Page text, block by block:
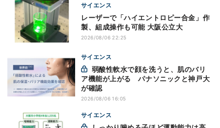
サイエンス
レーザーで「ハイエントロピー合金」作
製、組成操作も可能 大阪公立大
2026/08/06 22:25
サイエンス
ア機能が上がる パナソニックと神戸大
が確認
2026/08/06 16:05
サイエンス